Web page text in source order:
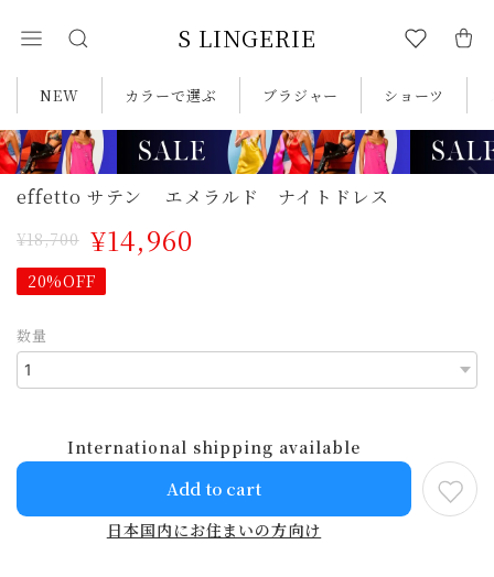
S LINGERIE
NEW カラーで選ぶ ブラジャー ショーツ
effetto サテン エメラルド ナイトドレス
¥18,700 ¥14,960
20%OFF
数量
International shipping available
Add to cart
日本国内にお住まいの方向け